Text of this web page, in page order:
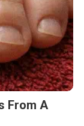
From A